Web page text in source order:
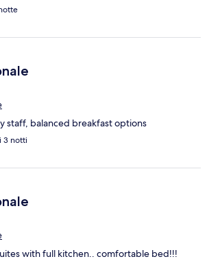
staff, balanced breakfast options
3 notti
with full kitchen.. comfortable bed!!!